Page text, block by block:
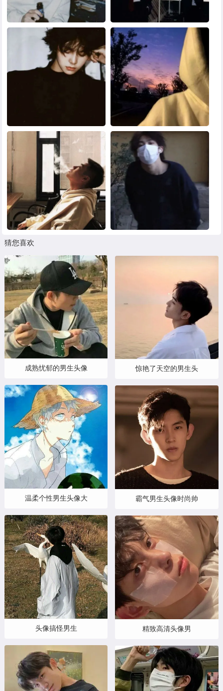
猜您喜欢
成熟忧郁的男生头像
温柔个性男生头像大
头像搞怪男生
惊艳了天空的男生头
霸气男生头像时尚帅
精致高清头像男